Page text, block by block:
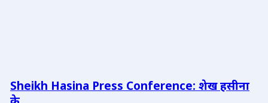
Sheikh Hasina Press Conference: शेख हसीना